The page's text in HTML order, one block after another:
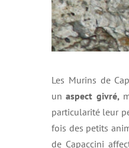
Les Murins de
unaspect givré,
particularité leur
fois des petits
de Capaccini